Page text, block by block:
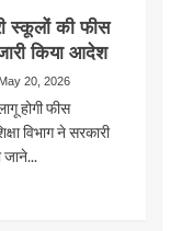
स्कूलों की फीस
किया आदेश
May 20, 2026
होगी फीस
विभाग ने सरकारी
जाने...